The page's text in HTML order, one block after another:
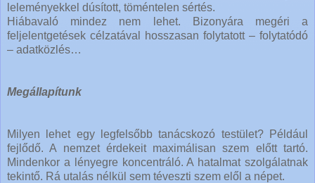
leleményekkel dúsított, töméntelen sértés.
Hiábavaló mindez nem lehet. Bizonyára megéri a
feljelentgetések célzatával hosszasan folytatott – folytatódó
– adatközlés…
Megállapítunk
Milyen lehet egy legfelsőbb tanácskozó testület? Például
fejlődő. A nemzet érdekeit maximálisan szem előtt tartó.
Mindenkor a lényegre koncentráló. A hatalmat szolgálatnak
tekintő. Rá utalás nélkül sem téveszti szem elől a népet.